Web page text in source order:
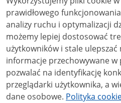
NC-ND 4.0), o ile
prawidłowego
analizy ruchu i optymalizacji
możemy lepiej dostosować
użytkowników i stale ulepszać nasze
informacje przechowywane w
pozwalać na identyfikację
przeglądarki użytkownika, a
dane osobowe. Polityka